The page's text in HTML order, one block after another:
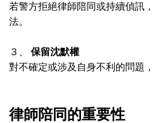
若警方拒絕律師陪同或持續偵訊
法。
３、
保留沈默權
對不確定或涉及自身不利的問題
律師陪同的重要性